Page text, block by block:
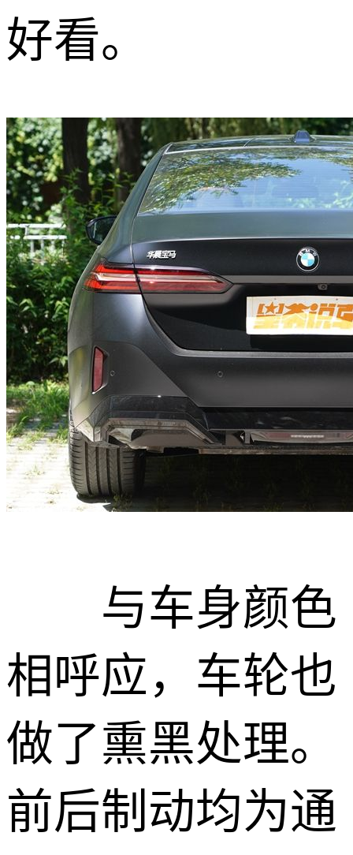
好看。
与车身颜色
相呼应，车轮也
做了熏黑处理。
前后制动均为通